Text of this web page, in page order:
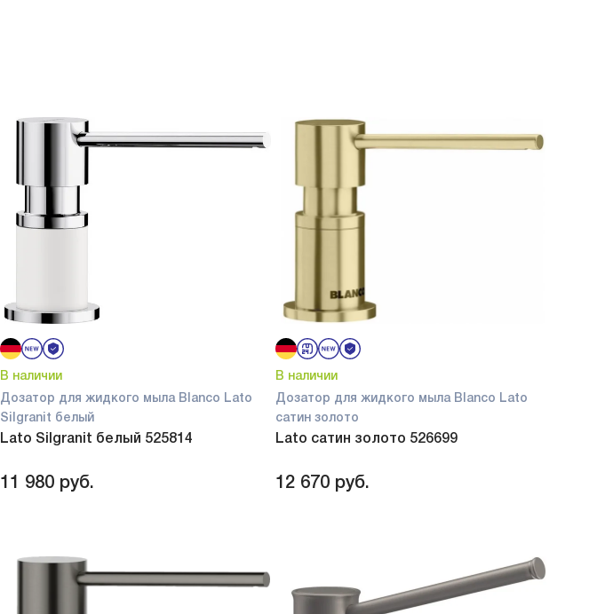
В наличии
Дозатор для жидкого мыла Blanco Lato
Silgranit белый
Lato Silgranit белый 525814
11 980 руб.
В наличии
Дозатор для жидкого мыла Blanco Lato
сатин золото
Lato сатин золото 526699
12 670 руб.